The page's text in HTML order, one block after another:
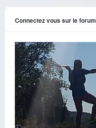
Connectez vous sur le forum